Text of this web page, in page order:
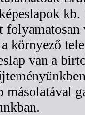
környező
van a
másolatával